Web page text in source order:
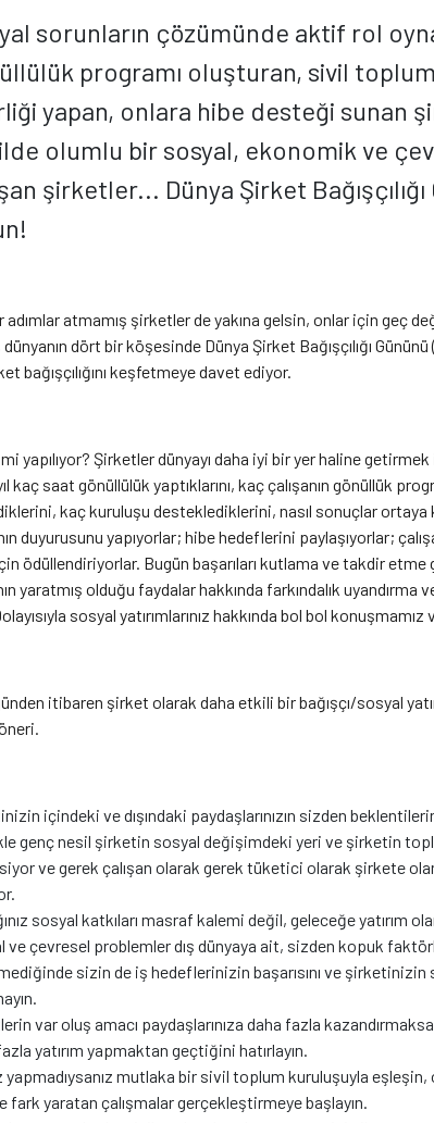
sorunların çözümünde aktif rol
programı oluşturan, sivil
yapan, onlara hibe desteği sunan
olumlu bir sosyal, ekonomik ve
şirketler... Dünya Şirket
adımlar atmamış şirketler de yakına gelsin, onlar için geç
dört bir köşesinde Dünya Şirket Bağışçılığı
bağışçılığını keşfetmeye davet ediyor.
yapılıyor? Şirketler dünyayı daha iyi bir yer haline getirmek
kaç saat gönüllülük yaptıklarını, kaç çalışanın gönüllük
kaç kuruluşu desteklediklerini, nasıl sonuçlar ortaya
duyurusunu yapıyorlar; hibe hedeflerini paylaşıyorlar;
ödüllendiriyorlar. Bugün başarıları kutlama ve takdir
yaratmış olduğu faydalar hakkında farkındalık
sosyal yatırımlarınız hakkında bol bol
itibaren şirket olarak daha etkili bir bağışçı/sosyal
içindeki ve dışındaki paydaşlarınızın sizden
genç nesil şirketin sosyal değişimdeki yeri ve şirketin
ve gerek çalışan olarak gerek tüketici olarak şirkete olan
sosyal katkıları masraf kalemi değil, geleceğe yatırım
ve çevresel problemler dış dünyaya ait, sizden kopuk
sizin de iş hedeflerinizin başarısını ve
var oluş amacı paydaşlarınıza daha fazla
yatırım yapmaktan geçtiğini hatırlayın.
yapmadıysanız mutlaka bir sivil toplum kuruluşuyla eşleşin,
fark yaratan çalışmalar gerçekleştirmeye başlayın.